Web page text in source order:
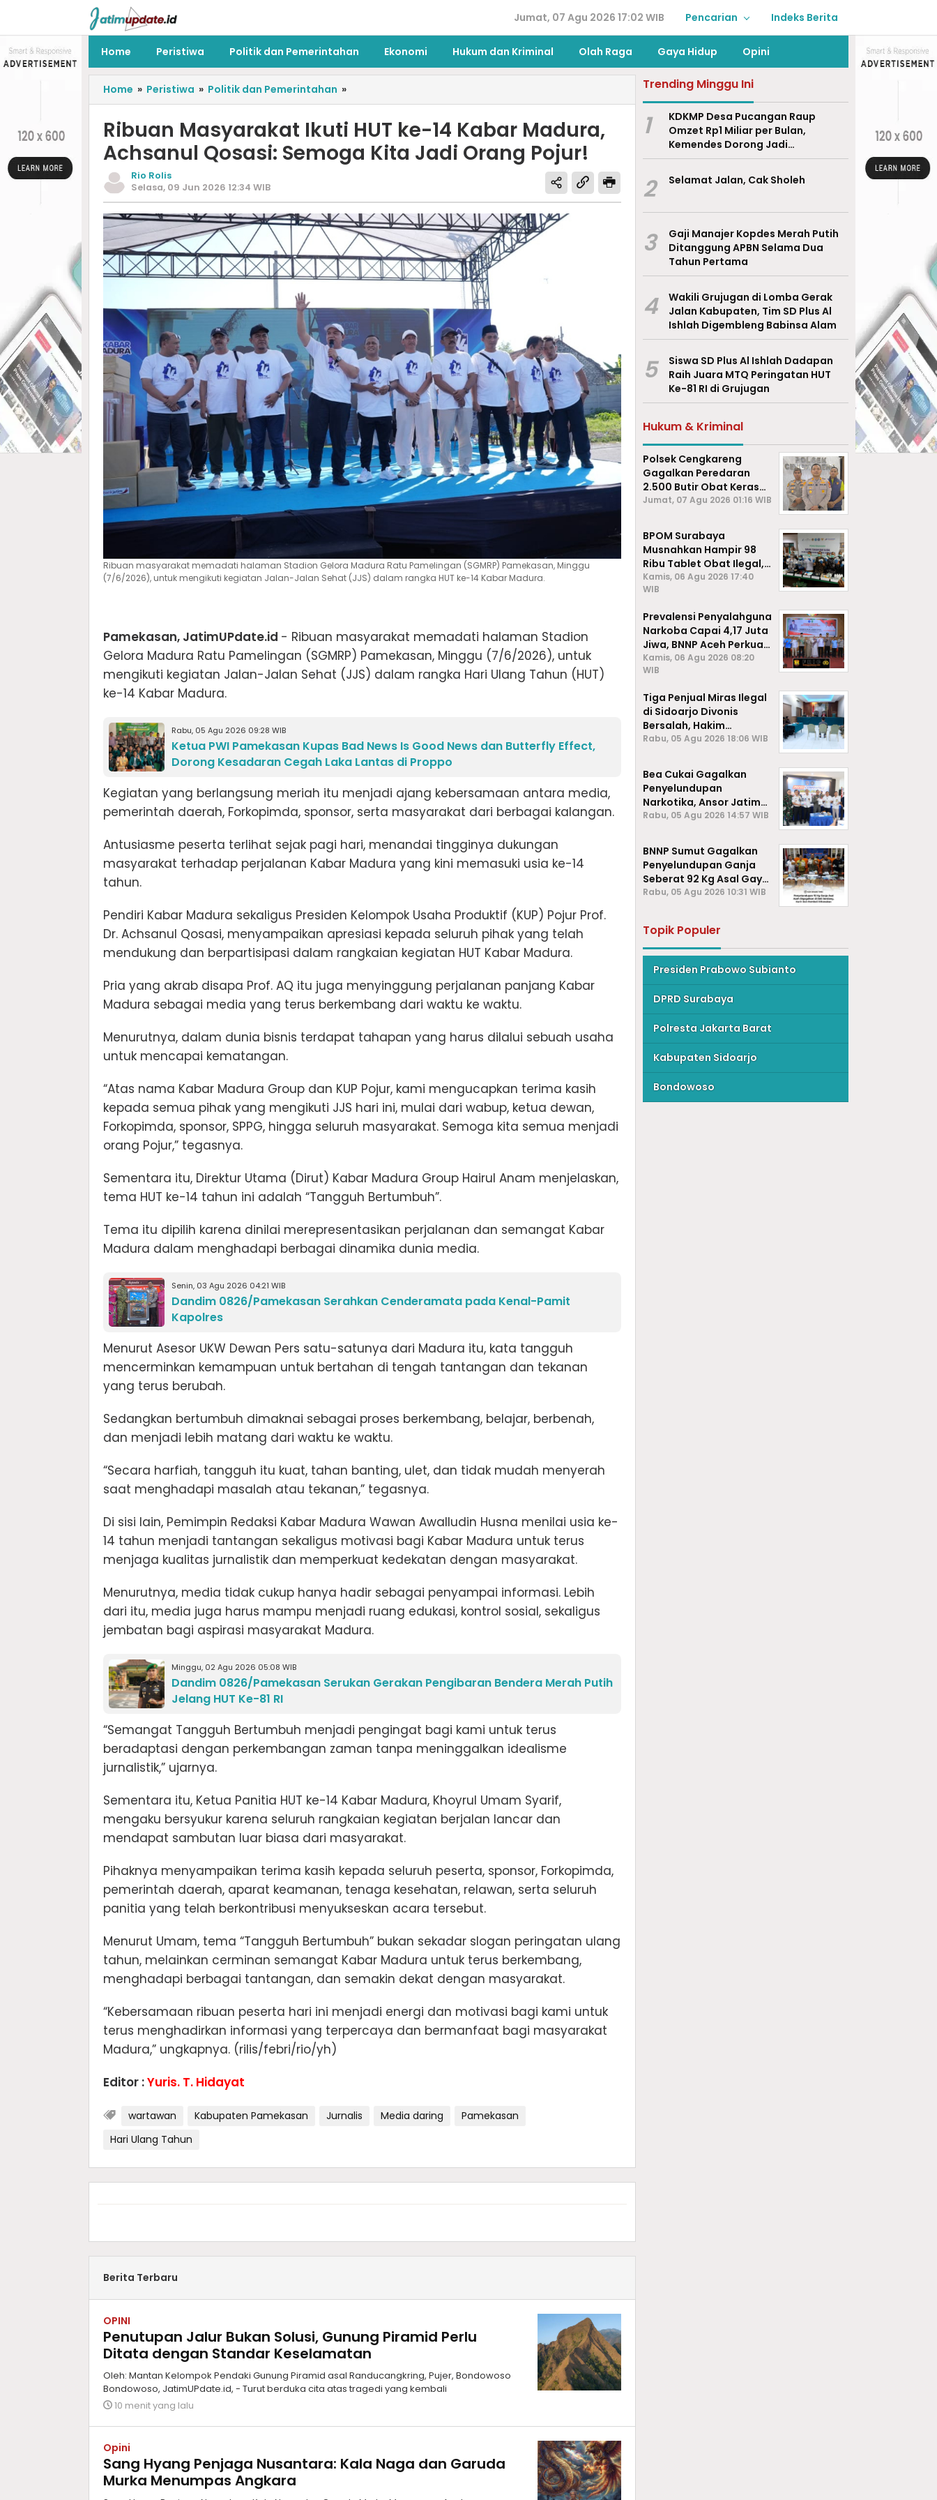
Jumat, 07 Agu 2026 17:02 WIB Pencarian Indeks Berita
Home Peristiwa Politik dan Pemerintahan Ekonomi Hukum dan Kriminal Olah Raga Gaya Hidup Opini
Home » Peristiwa » Politik dan Pemerintahan »
Ribuan Masyarakat Ikuti HUT ke-14 Kabar Madura,
Achsanul Qosasi: Semoga Kita Jadi Orang Pojur!
Rio Rolis
Selasa, 09 Jun 2026 12:34 WIB
Ribuan masyarakat memadati halaman Stadion Gelora Madura Ratu Pamelingan (SGMRP) Pamekasan, Minggu
(7/6/2026), untuk mengikuti kegiatan Jalan-Jalan Sehat (JJS) dalam rangka HUT ke-14 Kabar Madura.
Pamekasan, JatimUPdate.id - Ribuan masyarakat memadati halaman Stadion
Gelora Madura Ratu Pamelingan (SGMRP) Pamekasan, Minggu (7/6/2026), untuk
mengikuti kegiatan Jalan-Jalan Sehat (JJS) dalam rangka Hari Ulang Tahun (HUT)
ke-14 Kabar Madura.
Rabu, 05 Agu 2026 09:28 WIB
Ketua PWI Pamekasan Kupas Bad News Is Good News dan Butterfly Effect,
Dorong Kesadaran Cegah Laka Lantas di Proppo
Kegiatan yang berlangsung meriah itu menjadi ajang kebersamaan antara media,
pemerintah daerah, Forkopimda, sponsor, serta masyarakat dari berbagai kalangan.
Antusiasme peserta terlihat sejak pagi hari, menandai tingginya dukungan
masyarakat terhadap perjalanan Kabar Madura yang kini memasuki usia ke-14
tahun.
Pendiri Kabar Madura sekaligus Presiden Kelompok Usaha Produktif (KUP) Pojur Prof.
Dr. Achsanul Qosasi, menyampaikan apresiasi kepada seluruh pihak yang telah
mendukung dan berpartisipasi dalam rangkaian kegiatan HUT Kabar Madura.
Pria yang akrab disapa Prof. AQ itu juga menyinggung perjalanan panjang Kabar
Madura sebagai media yang terus berkembang dari waktu ke waktu.
Menurutnya, dalam dunia bisnis terdapat tahapan yang harus dilalui sebuah usaha
untuk mencapai kematangan.
“Atas nama Kabar Madura Group dan KUP Pojur, kami mengucapkan terima kasih
kepada semua pihak yang mengikuti JJS hari ini, mulai dari wabup, ketua dewan,
Forkopimda, sponsor, SPPG, hingga seluruh masyarakat. Semoga kita semua menjadi
orang Pojur,” tegasnya.
Sementara itu, Direktur Utama (Dirut) Kabar Madura Group Hairul Anam menjelaskan,
tema HUT ke-14 tahun ini adalah “Tangguh Bertumbuh”.
Tema itu dipilih karena dinilai merepresentasikan perjalanan dan semangat Kabar
Madura dalam menghadapi berbagai dinamika dunia media.
Senin, 03 Agu 2026 04:21 WIB
Dandim 0826/Pamekasan Serahkan Cenderamata pada Kenal-Pamit
Kapolres
Menurut Asesor UKW Dewan Pers satu-satunya dari Madura itu, kata tangguh
mencerminkan kemampuan untuk bertahan di tengah tantangan dan tekanan
yang terus berubah.
Sedangkan bertumbuh dimaknai sebagai proses berkembang, belajar, berbenah,
dan menjadi lebih matang dari waktu ke waktu.
“Secara harfiah, tangguh itu kuat, tahan banting, ulet, dan tidak mudah menyerah
saat menghadapi masalah atau tekanan,” tegasnya.
Di sisi lain, Pemimpin Redaksi Kabar Madura Wawan Awalludin Husna menilai usia ke-
14 tahun menjadi tantangan sekaligus motivasi bagi Kabar Madura untuk terus
menjaga kualitas jurnalistik dan memperkuat kedekatan dengan masyarakat.
Menurutnya, media tidak cukup hanya hadir sebagai penyampai informasi. Lebih
dari itu, media juga harus mampu menjadi ruang edukasi, kontrol sosial, sekaligus
jembatan bagi aspirasi masyarakat Madura.
Minggu, 02 Agu 2026 05:08 WIB
Dandim 0826/Pamekasan Serukan Gerakan Pengibaran Bendera Merah Putih
Jelang HUT Ke-81 RI
“Semangat Tangguh Bertumbuh menjadi pengingat bagi kami untuk terus
beradaptasi dengan perkembangan zaman tanpa meninggalkan idealisme
jurnalistik,” ujarnya.
Sementara itu, Ketua Panitia HUT ke-14 Kabar Madura, Khoyrul Umam Syarif,
mengaku bersyukur karena seluruh rangkaian kegiatan berjalan lancar dan
mendapat sambutan luar biasa dari masyarakat.
Pihaknya menyampaikan terima kasih kepada seluruh peserta, sponsor, Forkopimda,
pemerintah daerah, aparat keamanan, tenaga kesehatan, relawan, serta seluruh
panitia yang telah berkontribusi menyukseskan acara tersebut.
Menurut Umam, tema “Tangguh Bertumbuh” bukan sekadar slogan peringatan ulang
tahun, melainkan cerminan semangat Kabar Madura untuk terus berkembang,
menghadapi berbagai tantangan, dan semakin dekat dengan masyarakat.
“Kebersamaan ribuan peserta hari ini menjadi energi dan motivasi bagi kami untuk
terus menghadirkan informasi yang terpercaya dan bermanfaat bagi masyarakat
Madura,” ungkapnya. (rilis/febri/rio/yh)
Editor :Yuris. T. Hidayat
wartawan Kabupaten Pamekasan Jurnalis Media daring
Pamekasan
Hari Ulang Tahun
Berita Terbaru
OPINI
Penutupan Jalur Bukan Solusi, Gunung Piramid Perlu
Ditata dengan Standar Keselamatan
Oleh: Mantan Kelompok Pendaki Gunung Piramid asal Randucangkring, Pujer, Bondowoso
Bondowoso, JatimUPdate.id, - Turut berduka cita atas tragedi yang kembali
10 menit yang lalu
Opini
Sang Hyang Penjaga Nusantara: Kala Naga dan Garuda
Murka Menumpas Angkara
Trending Minggu Ini
1
KDKMP Desa Pucangan Raup
Omzet Rp1 Miliar per Bulan,
Kemendes Dorong Jadi
Percontohan Nasional
2 Selamat Jalan, Cak Sholeh
3
Gaji Manajer Kopdes Merah Putih
Ditanggung APBN Selama Dua
Tahun Pertama
4
Wakili Grujugan di Lomba Gerak
Jalan Kabupaten, Tim SD Plus Al
Ishlah Digembleng Babinsa Alam
5
Siswa SD Plus Al Ishlah Dadapan
Raih Juara MTQ Peringatan HUT
Ke-81 RI di Grujugan
Hukum & Kriminal
Polsek Cengkareng
Gagalkan Peredaran
2.500 Butir Obat Keras
Daftar G, Satu Pengedar
Jumat, 07 Agu 2026 01:16 WIB
BPOM Surabaya
Musnahkan Hampir 98
Ribu Tablet Obat Ilegal,
Cegah Penyalahgunaan
di Kalangan Pelajar
Kamis, 06 Agu 2026 17:40
WIB
Prevalensi Penyalahguna
Narkoba Capai 4,17 Juta
Jiwa, BNNP Aceh Perkuat
P4GN di Subulussalam
Kamis, 06 Agu 2026 08:20
WIB
Tiga Penjual Miras Ilegal
di Sidoarjo Divonis
Bersalah, Hakim
Jatuhkan Denda hingga
Rabu, 05 Agu 2026 18:06 WIB
Bea Cukai Gagalkan
Penyelundupan
Narkotika, Ansor Jatim
Negara Tak Kalah dari
Rabu, 05 Agu 2026 14:57 WIB
BNNP Sumut Gagalkan
Penyelundupan Ganja
Seberat 92 Kg Asal Gayo
Lues, Aceh.
Rabu, 05 Agu 2026 10:31 WIB
Topik Populer
Presiden Prabowo Subianto
DPRD Surabaya
Polresta Jakarta Barat
Kabupaten Sidoarjo
Bondowoso